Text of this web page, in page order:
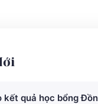
kết quả học bổng